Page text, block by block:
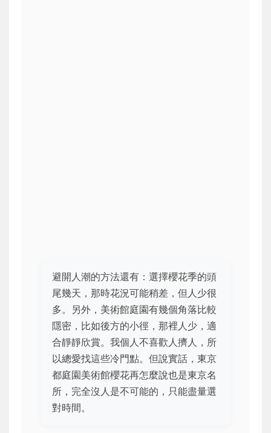
避開人潮的方法還有：選擇櫻花季的頭
尾幾天，那時花況可能稍差，但人少很
多。另外，美術館庭園有幾個角落比較
隱密，比如後方的小徑，那裡人少，適
合靜靜欣賞。我個人不喜歡人擠人，所
以總愛找這些冷門點。但說實話，東京
都庭園美術館櫻花再怎麼說也是東京名
所，完全沒人是不可能的，只能盡量選
對時間。